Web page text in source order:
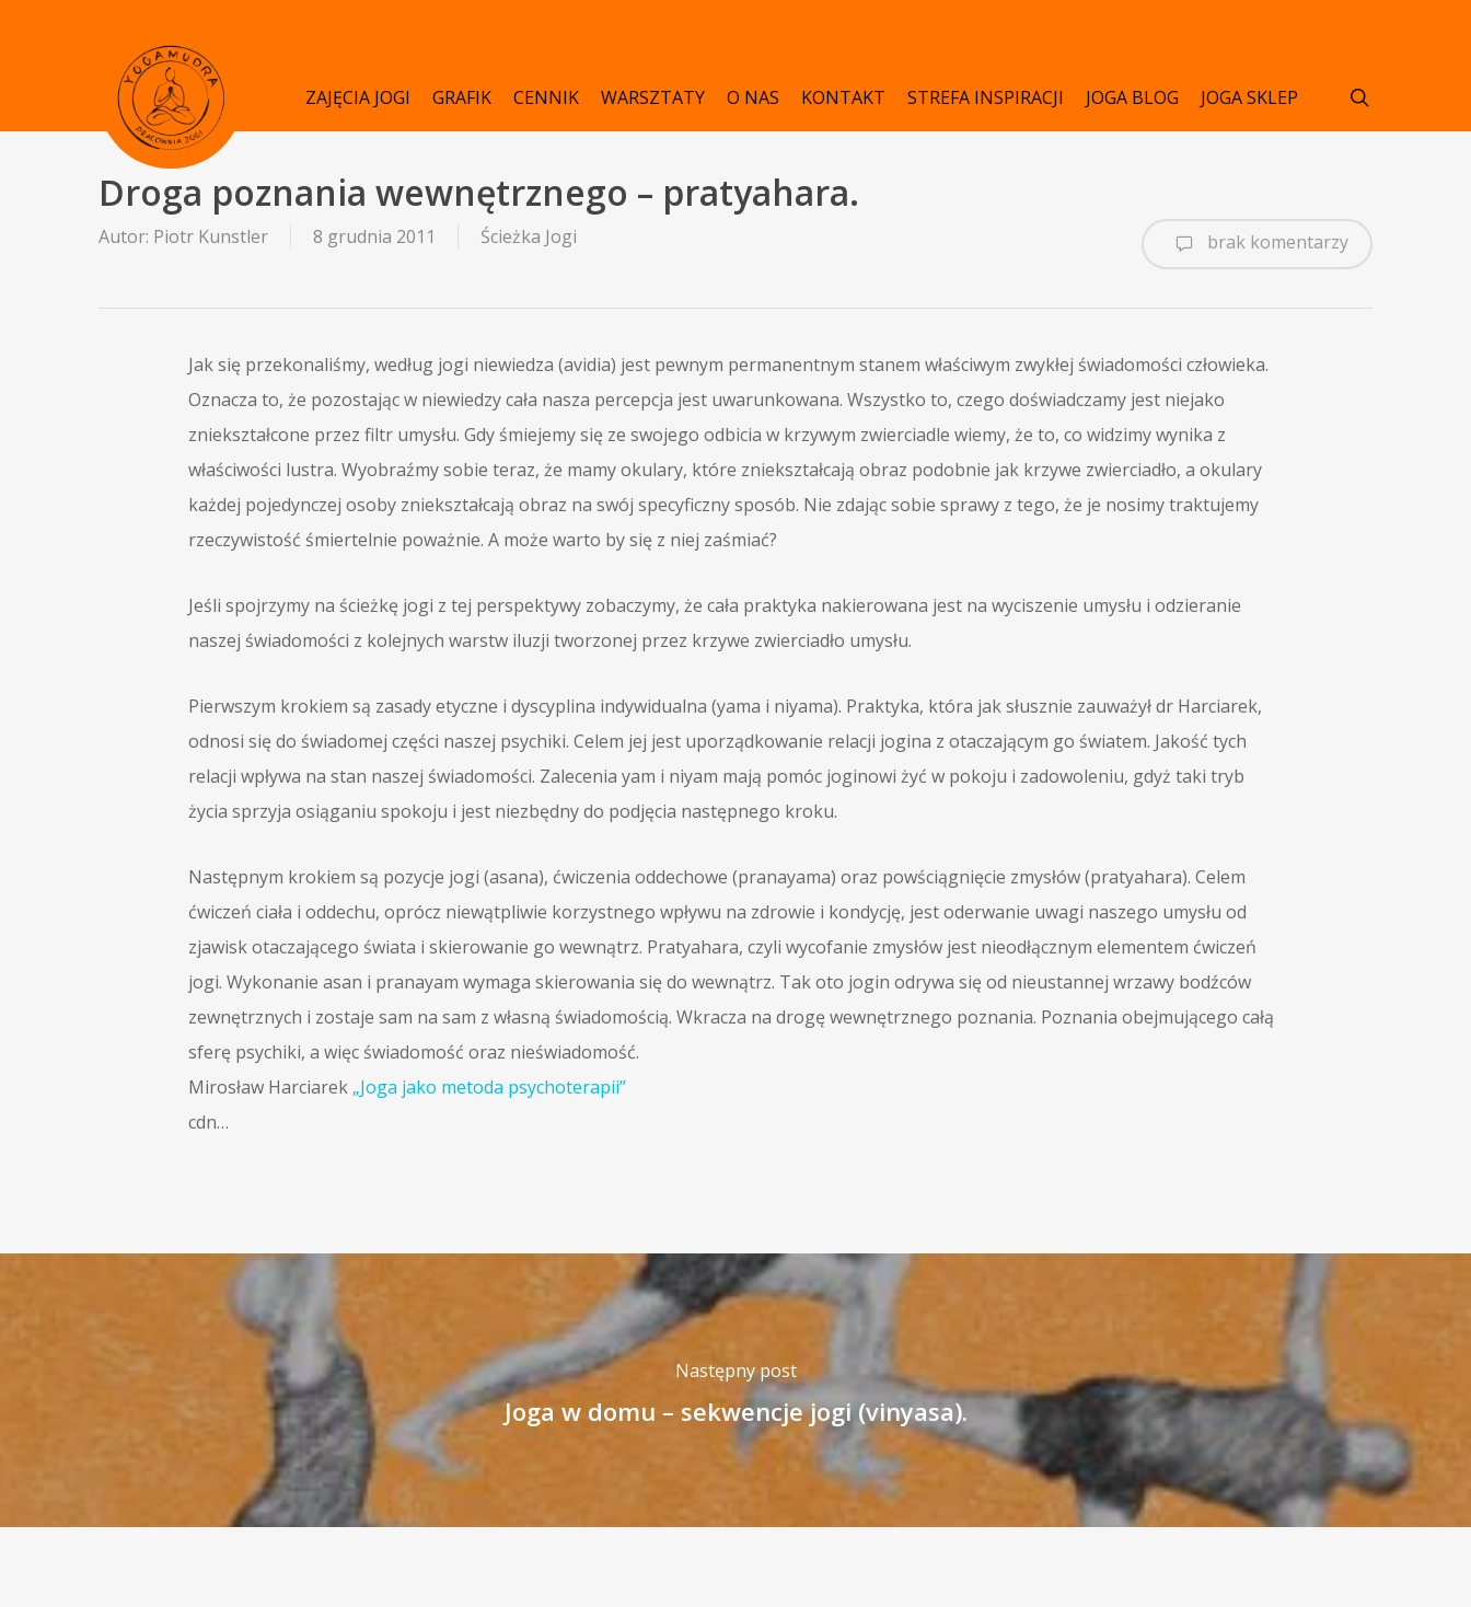
ZAJĘCIA JOGI GRAFIK CENNIK WARSZTATY O NAS KONTAKT STREFA INSPIRACJI JOGA BLOG JOGA SKLEP
Droga poznania wewnętrznego – pratyahara.
Autor: Piotr Kunstler 8 grudnia 2011 Ścieżka Jogi brak komentarzy
Jak się przekonaliśmy, według jogi niewiedza (avidia) jest pewnym permanentnym stanem właściwym zwykłej świadomości człowieka.
Oznacza to, że pozostając w niewiedzy cała nasza percepcja jest uwarunkowana. Wszystko to, czego doświadczamy jest niejako
zniekształcone przez filtr umysłu. Gdy śmiejemy się ze swojego odbicia w krzywym zwierciadle wiemy, że to, co widzimy wynika z
właściwości lustra. Wyobraźmy sobie teraz, że mamy okulary, które zniekształcają obraz podobnie jak krzywe zwierciadło, a okulary
każdej pojedynczej osoby zniekształcają obraz na swój specyficzny sposób. Nie zdając sobie sprawy z tego, że je nosimy traktujemy
rzeczywistość śmiertelnie poważnie. A może warto by się z niej zaśmiać?
Jeśli spojrzymy na ścieżkę jogi z tej perspektywy zobaczymy, że cała praktyka nakierowana jest na wyciszenie umysłu i odzieranie
naszej świadomości z kolejnych warstw iluzji tworzonej przez krzywe zwierciadło umysłu.
Pierwszym krokiem są zasady etyczne i dyscyplina indywidualna (yama i niyama). Praktyka, która jak słusznie zauważył dr Harciarek,
odnosi się do świadomej części naszej psychiki. Celem jej jest uporządkowanie relacji jogina z otaczającym go światem. Jakość tych
relacji wpływa na stan naszej świadomości. Zalecenia yam i niyam mają pomóc joginowi żyć w pokoju i zadowoleniu, gdyż taki tryb
życia sprzyja osiąganiu spokoju i jest niezbędny do podjęcia następnego kroku.
Następnym krokiem są pozycje jogi (asana), ćwiczenia oddechowe (pranayama) oraz powściągnięcie zmysłów (pratyahara). Celem
ćwiczeń ciała i oddechu, oprócz niewątpliwie korzystnego wpływu na zdrowie i kondycję, jest oderwanie uwagi naszego umysłu od
zjawisk otaczającego świata i skierowanie go wewnątrz. Pratyahara, czyli wycofanie zmysłów jest nieodłącznym elementem ćwiczeń
jogi. Wykonanie asan i pranayam wymaga skierowania się do wewnątrz. Tak oto jogin odrywa się od nieustannej wrzawy bodźców
zewnętrznych i zostaje sam na sam z własną świadomością. Wkracza na drogę wewnętrznego poznania. Poznania obejmującego całą
sferę psychiki, a więc świadomość oraz nieświadomość.
Mirosław Harciarek „Joga jako metoda psychoterapii”
cdn…
Następny post
Joga w domu – sekwencje jogi (vinyasa).